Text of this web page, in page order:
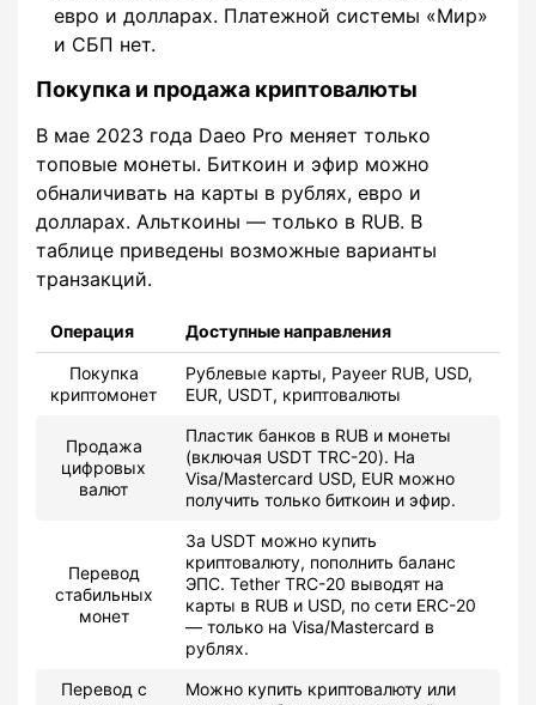
евро и долларах. Платежной системы «Мир»
и СБП нет.
Покупка и продажа криптовалюты
В мае 2023 года Daeo Pro меняет только
топовые монеты. Биткоин и эфир можно
обналичивать на карты в рублях, евро и
долларах. Альткоины — только в RUB. В
таблице приведены возможные варианты
транзакций.
Операция Доступные направления
Покупка
криптомонет
Рублевые карты, Payeer RUB, USD,
EUR, USDT, криптовалюты
Продажа
цифровых
валют
Пластик банков в RUB и монеты
(включая USDT TRC-20). На
Visa/Mastercard USD, EUR можно
получить только биткоин и эфир.
Перевод
стабильных
монет
За USDT можно купить
криптовалюту, пополнить баланс
ЭПС. Tether TRC-20 выводят на
карты в RUB и USD, по сети ERC-20
— только на Visa/Mastercard в
рублях.
Перевод с
Можно купить криптовалюту или